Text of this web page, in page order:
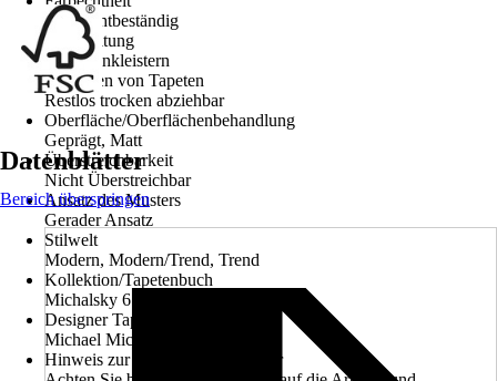
Gut Lichtbeständig
Verarbeitung
Wand einkleistern
Entfernen von Tapeten
Restlos trocken abziehbar
Oberfläche/Oberflächenbehandlung
Geprägt, Matt
Überstreichbarkeit
Nicht Überstreichbar
Ansatz des Musters
Gerader Ansatz
Stilwelt
Modern, Modern/Trend, Trend
Kollektion/Tapetenbuch
Michalsky 6
Designer Tapeten von
Michael Michalsky
Hinweis zur Anfertigungsnummer
Datenblätter
Bereich überspringen